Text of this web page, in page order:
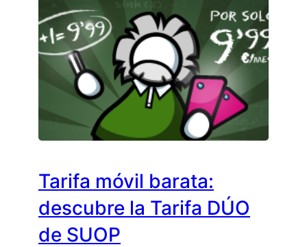
Tarifa móvil barata:
descubre la Tarifa DÚO
de SUOP